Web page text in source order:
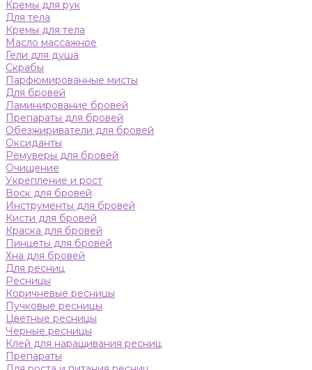
Кремы для рук
Для тела
Кремы для тела
Масло массажное
Гели для душа
Скрабы
Парфюмированные мисты
Для бровей
Ламинирование бровей
Препараты для бровей
Обезжириватели для бровей
Оксиданты
Ремуверы для бровей
Очищение
Укрепление и рост
Воск для бровей
Инструменты для бровей
Кисти для бровей
Краска для бровей
Пинцеты для бровей
Хна для бровей
Для ресниц
Ресницы
Коричневые ресницы
Пучковые ресницы
Цветные ресницы
Черные ресницы
Клей для наращивания ресниц
Препараты